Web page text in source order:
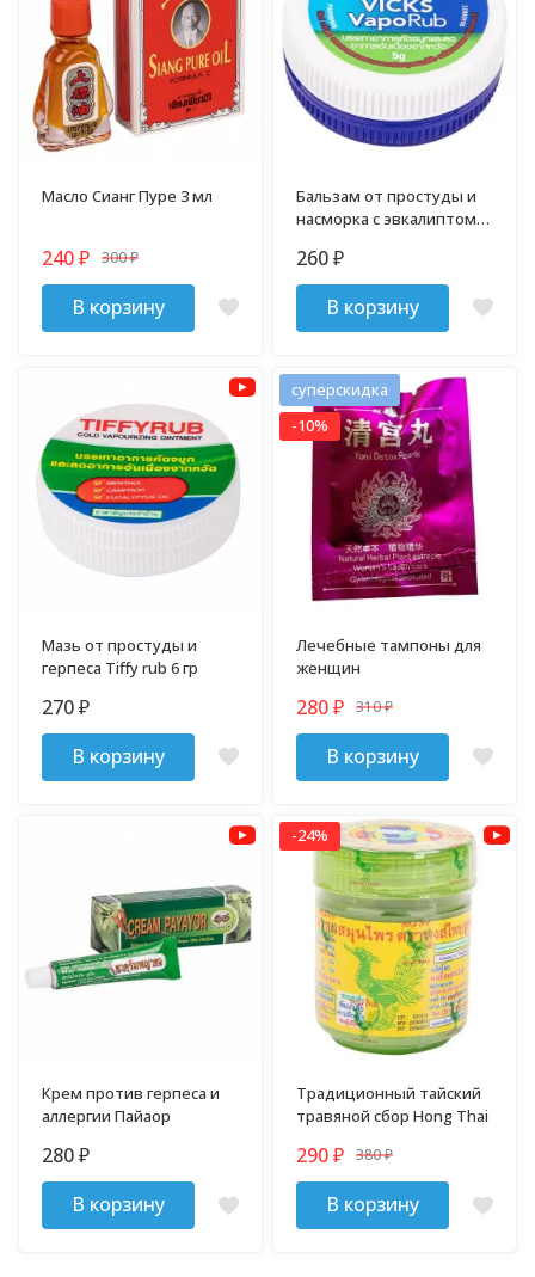
Масло Сианг Пуре 3 мл
240₽ 300₽
В корзину
Бальзам от простуды и
насморка с эвкалиптом и
260₽
В корзину
Мазь от простуды и
герпеса Tiffy rub 6 гр
270₽
В корзину
суперскидка
-10%
Лечебные тампоны для
женщин
280₽ 310₽
В корзину
Крем против герпеса и
аллергии Пайаор
280₽
В корзину
-24%
Традиционный тайский
травяной сбор Hong Thai
290₽ 380₽
В корзину